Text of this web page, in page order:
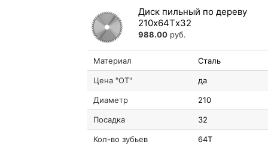
Диск пильный по дереву
210х64Tх32
988.00 руб.
Материал Сталь
Цена "ОТ" да
Диаметр 210
Посадка 32
Кол-во зубьев 64T